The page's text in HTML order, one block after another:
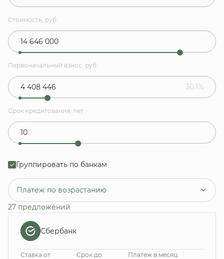
Стоимость, руб.
Первоначальный взнос, руб.
30.1%
Срок кредитования, лет
Группировать по банкам
Платёж по возрастанию
27 предложений
Сбербанк
Ставка от Срок до Платеж в месяц